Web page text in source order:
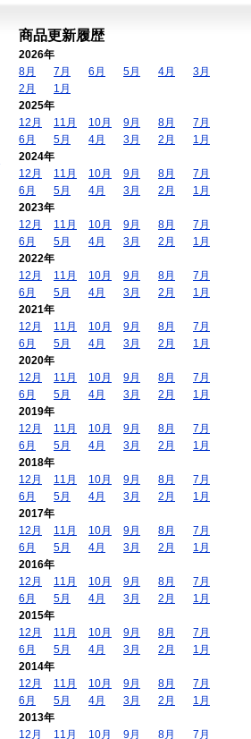
商品更新履歴
2026年
8月
7月 6月 5月 4月
3月
2月
1月
2025年
12月
11月 10月 9月 8月
7月
6月
5月 4月 3月 2月
1月
2024年
12月
11月 10月 9月 8月
7月
6月
5月 4月 3月 2月
1月
2023年
12月
11月 10月 9月 8月
7月
6月
5月 4月 3月 2月
1月
2022年
12月
11月 10月 9月 8月
7月
6月
5月 4月 3月 2月
1月
2021年
12月
11月 10月 9月 8月
7月
6月
5月 4月 3月 2月
1月
2020年
12月
11月 10月 9月 8月
7月
6月
5月 4月 3月 2月
1月
2019年
12月
11月 10月 9月 8月
7月
6月
5月 4月 3月 2月
1月
2018年
12月
11月 10月 9月 8月
7月
6月
5月 4月 3月 2月
1月
2017年
12月
11月 10月 9月 8月
7月
6月
5月 4月 3月 2月
1月
2016年
12月
11月 10月 9月 8月
7月
6月
5月 4月 3月 2月
1月
2015年
12月
11月 10月 9月 8月
7月
6月
5月 4月 3月 2月
1月
2014年
12月
11月 10月 9月 8月
7月
6月
5月 4月 3月 2月
1月
2013年
12月
11月 10月 9月 8月 7月